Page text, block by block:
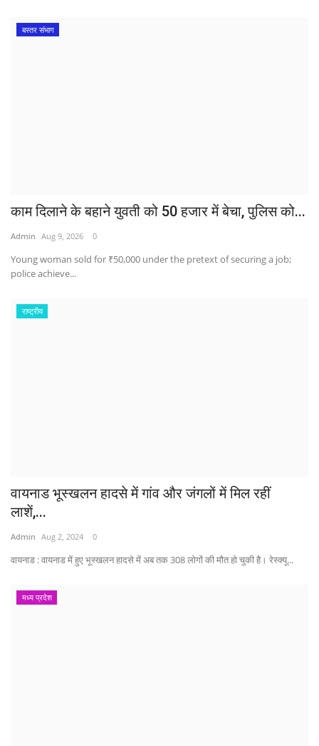
बस्तर संभाग
काम दिलाने के बहाने युवती को 50 हजार में बेचा, पुलिस को...
Admin Aug 9, 2026 0
Young woman sold for ₹50,000 under the pretext of securing a job;
police achieve...
राष्ट्रीय
वायनाड भूस्खलन हादसे में गांव और जंगलों में मिल रहीं
लाशें,...
Admin Aug 2, 2024 0
वायनाड : वायनाड में हुए भूस्खलन हादसे में अब तक 308 लोगों की मौत हो चुकी है। रेस्क्यू...
मध्य प्रदेश